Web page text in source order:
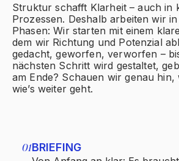
Struktur schafft Klarheit – auch in
Prozessen. Deshalb arbeiten wir
Phasen: Wir starten mit einem
dem wir Richtung und Potenzial
gedacht, geworfen, verworfen –
nächsten Schritt wird gestaltet,
am Ende? Schauen wir genau hin,
wie’s weiter geht.
01BRIEFING